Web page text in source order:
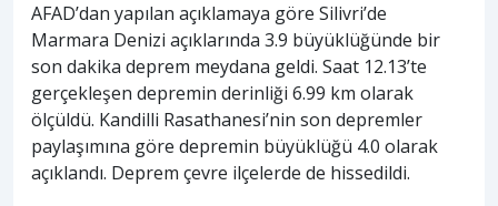
AFAD’dan yapılan açıklamaya göre Silivri’de
Marmara Denizi açıklarında 3.9 büyüklüğünde bir
son dakika deprem meydana geldi. Saat 12.13’te
gerçekleşen depremin derinliği 6.99 km olarak
ölçüldü. Kandilli Rasathanesi’nin son depremler
paylaşımına göre depremin büyüklüğü 4.0 olarak
açıklandı. Deprem çevre ilçelerde de hissedildi.